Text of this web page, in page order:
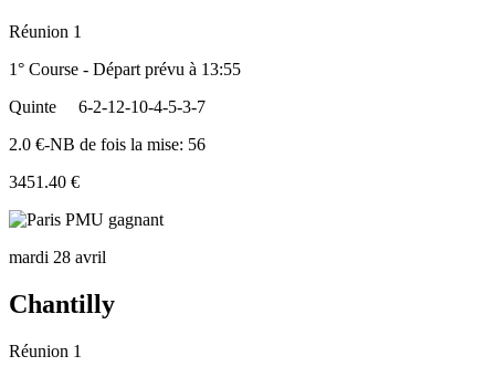
Réunion 1
1° Course - Départ prévu à 13:55
Quinte
6-2-12-10-4-5-3-7
2.0 €-NB de fois la mise: 56
3451.40 €
mardi 28 avril
Chantilly
Réunion 1